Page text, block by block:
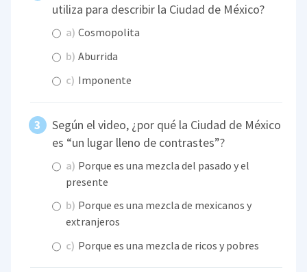
utiliza para describir la Ciudad de México?
a) Cosmopolita
b) Aburrida
c) Imponente
Según el video, ¿por qué la Ciudad de México
es “un lugar lleno de contrastes”?
a) Porque es una mezcla del pasado y el
presente
b) Porque es una mezcla de mexicanos y
extranjeros
c) Porque es una mezcla de ricos y pobres